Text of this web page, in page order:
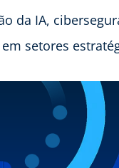
da IA,
setores